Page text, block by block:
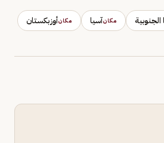
الجنوبية مكانآسيا مكانأوزبكستان